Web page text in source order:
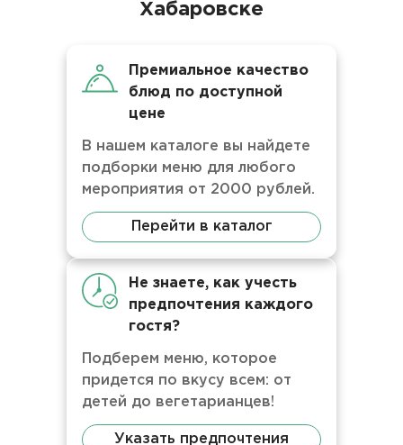
Хабаровске
Премиальное качество
блюд по доступной
цене
В нашем каталоге вы найдете
подборки меню для любого
мероприятия от 2000 рублей.
Перейти в каталог
Не знаете, как учесть
предпочтения каждого
гостя?
Подберем меню, которое
придется по вкусу всем: от
детей до вегетарианцев!
Указать предпочтения